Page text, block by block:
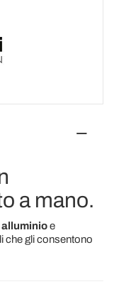
a mano.
alluminioe
che gli consentono